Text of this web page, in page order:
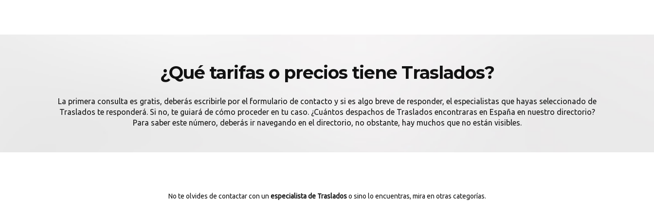
¿Qué tarifas o precios tiene Traslados?
La primera consulta es gratis, deberás escribirle por el formulario de contacto y si es algo breve de responder, el especialistas que hayas seleccionado de
Traslados te responderá. Si no, te guiará de cómo proceder en tu caso. ¿Cuántos despachos de Traslados encontraras en España en nuestro directorio?
Para saber este número, deberás ir navegando en el directorio, no obstante, hay muchos que no están visibles.
No te olvides de contactar con un especialista de Trasladoso sino lo encuentras, mira en otras categorías.